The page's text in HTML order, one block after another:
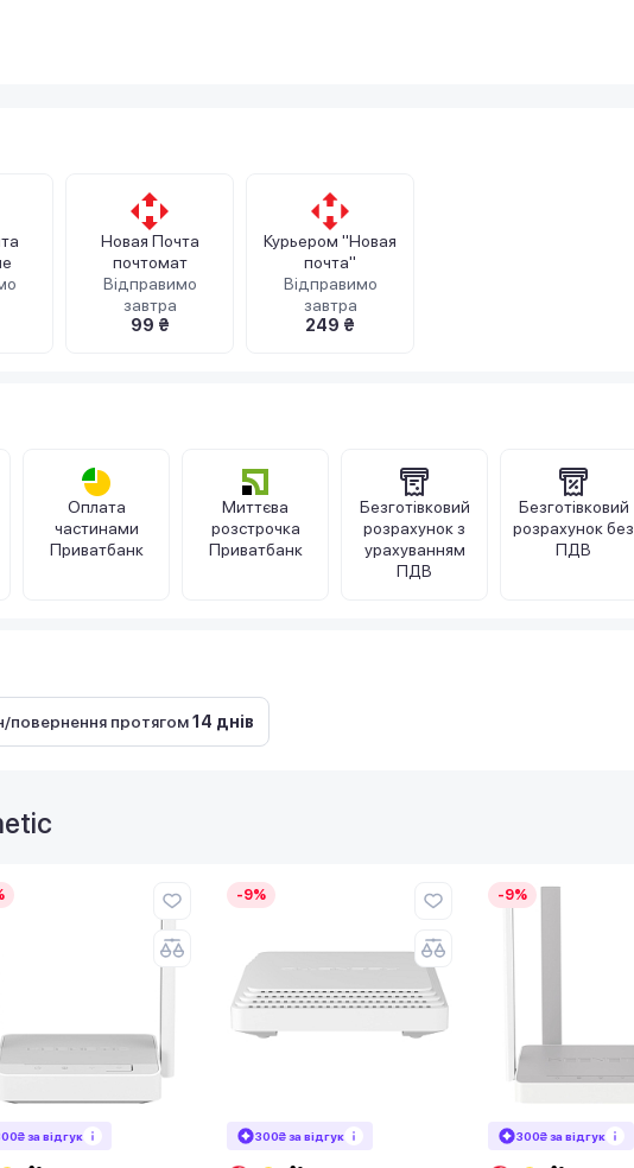
Новая Почта
почтомат
Відправимо
завтра
99 ₴
Курьером "Новая
почта"
Відправимо
завтра
249 ₴
Оплата
частинами
Приватбанк
Миттєва
розстрочка
Приватбанк
Безготівковий
розрахунок з
урахуванням
ПДВ
Безготівковий
розрахунок без
ПДВ
повернення протягом14 днів
за відгук
-9%
300₴ за відгук
-9%
300₴ за відгук